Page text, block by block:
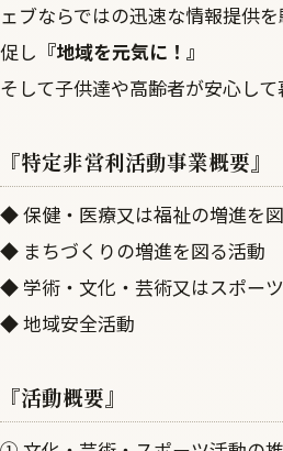
ェブならではの迅速な情報提供
促し 『地域を元気に！』
そして子供達や高齢者が安心し
『特定非営利活動事業概要』
◆ 保健・医療又は福祉の増進を
◆ まちづくりの増進を図る活動
◆ 学術・文化・芸術又はスポー
◆ 地域安全活動
『活動概要』